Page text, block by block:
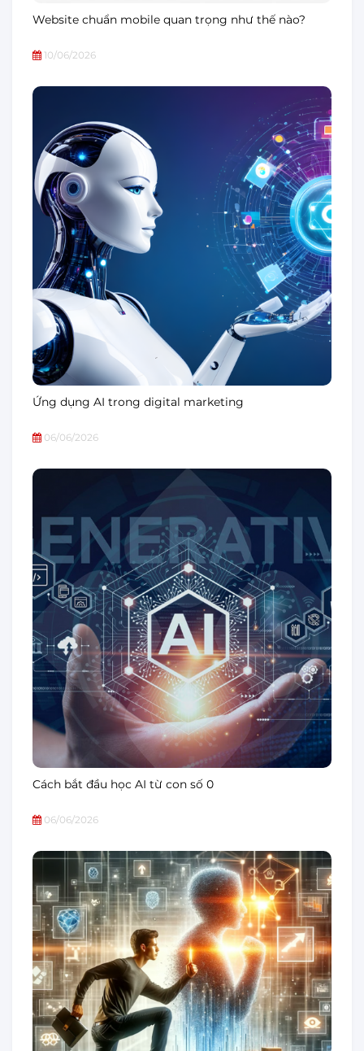
Website chuẩn mobile quan trọng như thế nào?
10/06/2026
Ứng dụng AI trong digital marketing
06/06/2026
Cách bắt đầu học AI từ con số 0
06/06/2026